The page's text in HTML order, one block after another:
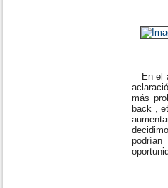
En el
más
back ,